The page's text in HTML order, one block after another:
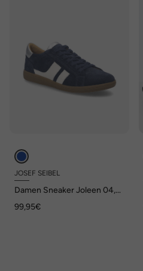
JOSEF SEIBEL
Damen Sneaker Joleen 04,
99,95€